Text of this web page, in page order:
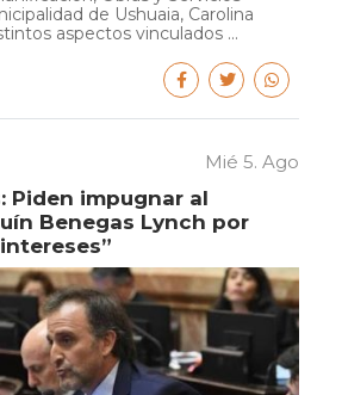
de Ushuaia, Carolina
aspectos vinculados ...
Mié 5. Ago
Piden impugnar al
Benegas Lynch por